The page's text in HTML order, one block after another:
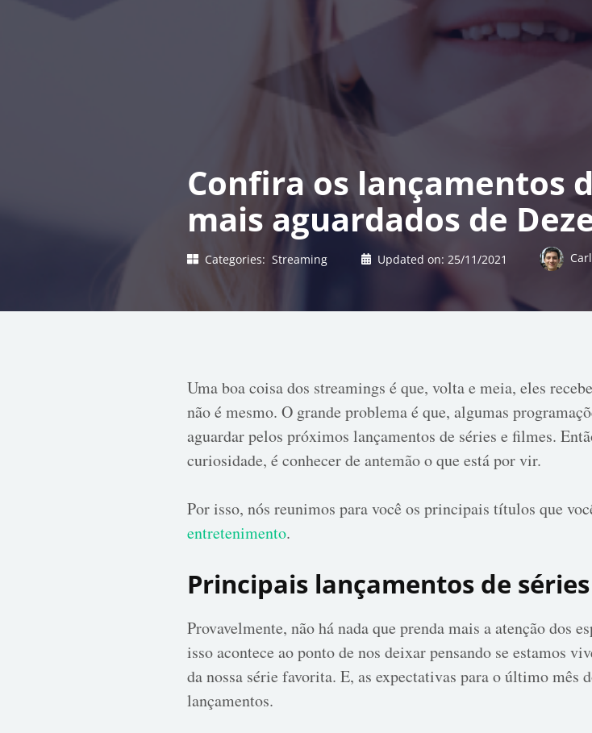
Confira os lançamentos
mais aguardados de
Categories: Streaming Updated on: 25/11/2021
Uma boa coisa dos streamings é que, volta e meia, eles
não é mesmo. O grande problema é que, algumas
aguardar pelos próximos lançamentos de séries e filmes.
curiosidade, é conhecer de antemão o que está por vir.
Por isso, nós reunimos para você os principais títulos que
entretenimento.
Principais lançamentos de
Provavelmente, não há nada que prenda mais a atenção dos
isso acontece ao ponto de nos deixar pensando se estamos
da nossa série favorita. E, as expectativas para o último mês
lançamentos.